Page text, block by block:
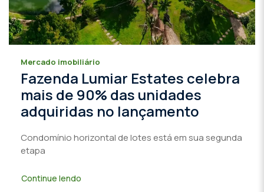
Mercado imobiliário
Fazenda Lumiar Estates celebra
mais de 90% das unidades
adquiridas no lançamento
Condomínio horizontal de lotes está em sua segunda
etapa
Continue lendo